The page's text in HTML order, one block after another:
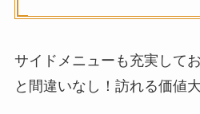
サイドメニューも充実して
と間違いなし！訪れる価値